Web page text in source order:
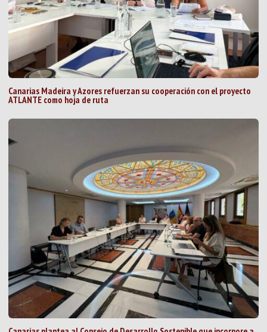
Canarias Madeira y Azores refuerzan su cooperación con el proyecto
ATLANTE como hoja de ruta